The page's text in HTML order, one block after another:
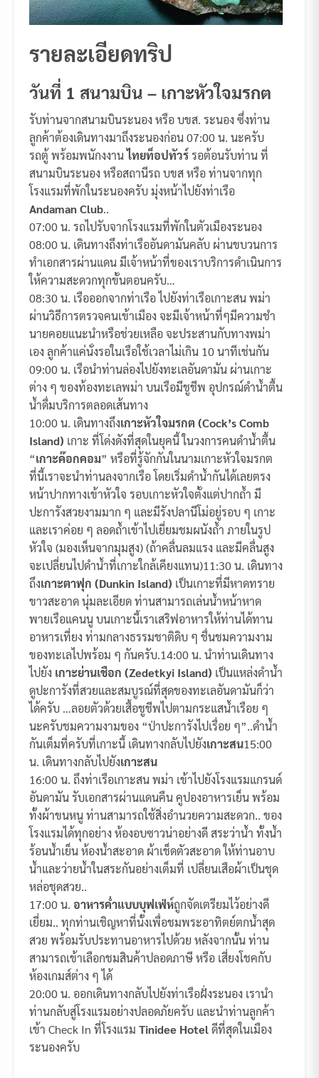
รายละเอียดทริป
วันที่ 1 สนามบิน – เกาะหัวใจมรกต
รับท่านจากสนามบินระนอง หรือ บขส. ระนอง ซึ่งท่าน
ลูกค้าต้องเดินทางมาถึงระนองก่อน 07:00 น. นะครับ
รถตู้ พร้อมพนักงงานไทยท็อปทัวร์รอต้อนรับท่าน ที่
สนามบินระนอง หรือสถานีรถ บขส หรือ ท่านจากทุก
โรงแรมที่พักในระนองครับ มุ่งหน้าไปยังท่าเรือ
Andaman Club..
07:00 น. รถไปรับจากโรงแรมที่พักในตัวเมืองระนอง
08:00 น. เดินทางถึงท่าเรืออันดามันคลับ ผ่านขบวนการ
ทำเอกสารผ่านแดน มีเจ้าหน้าที่ของเราบริการดำเนินการ
ให้ความสะดวกทุกขั้นตอนครับ…
08:30 น. เรือออกจากท่าเรือ ไปยังท่าเรือเกาะสน พม่า
ผ่านวิธีการตรวจคนเข้าเมือง จะมีเจ้าหน้าที่ๆมีความชำ
นายคอยแนะนำหรือช่วยเหลือ จะประสานกับทางพม่า
เอง ลูกค้าแค่นั่งรอในเรือใช้เวลาไม่เกิน 10 นาทีเช่นกัน
09:00 น. เรือนำท่านล่องไปยังทะเลอันดามัน ผ่านเกาะ
ต่าง ๆ ของท้องทะเลพม่า บนเรือมีชูชีพ อุปกรณ์ดำน้ำตื้น
น้ำดื่มบริการตลอดเส้นทาง
10:00 น. เดินทางถึงเกาะหัวใจมรกต (Cock’s Comb
Island) เกาะ ที่โด่งดังที่สุดในยุคนี้ ในวงการคนดำน้ำตื้น
“เกาะค๊อกคอม” หรือที่รู้จักกันในนามเกาะหัวใจมรกต
ที่นี้เราจะนำท่านลงจากเรือ โดยเริ่มดำน้ำกันได้เลยตรง
หน้าปากทางเข้าหัวใจ รอบเกาะหัวใจตั้งแต่ปากถ้ำ มี
ปะการังสวยงามมาก ๆ และมีรังปลานีโม่อยู่รอบ ๆ เกาะ
และเราค่อย ๆ ลอดถ้ำเข้าไปเยี่ยมชมผนังถ้ำ ภายในรูป
หัวใจ (มองเห็นจากมุมสูง) (ถ้าคลื่นลมแรง และมีคลื่นสูง
จะเปลี่ยนไปดำน้ำที่เกาะใกล้เคียงแทน)11:30 น. เดินทาง
ถึงเกาะตาฟุก (Dunkin Island) เป็นเกาะที่มีหาดทราย
ขาวสะอาด นุ่มละเอียด ท่านสามารถเล่นน้ำหน้าหาด
พายเรือแคนนู บนเกาะนี้เราเสริฟอาหารให้ท่านได้ทาน
อาหารเที่ยง ท่ามกลางธรรมชาติดิบ ๆ ชื่นชมความงาม
ของทะเลไปพร้อม ๆ กันครับ.14:00 น. นำท่านเดินทาง
ไปยัง เกาะย่านเชือก (Zedetkyi Island) เป็นแหล่งดำน้ำ
ดูปะการังที่สวยและสมบูรณ์ที่สุดของทะเลอันดามันก็ว่า
ได้ครับ …ลอยตัวด้วยเสื้อชูชีพไปตามกระแสน้ำเรือย ๆ
นะครับชมความงามของ “ป่าปะการังไปเรื่อย ๆ”..ดำน้ำ
กันเต็มที่ครับที่เกาะนี้ เดินทางกลับไปยังเกาะสน15:00
น. เดินทางกลับไปยังเกาะสน
16:00 น. ถึงท่าเรือเกาะสน พม่า เข้าไปยังโรงแรมแกรนด์
อันดามัน รับเอกสารผ่านแดนคืน คูปองอาหารเย็น พร้อม
ทั้งผ้าขนหนู ท่านสามารถใช้สิ่งอำนวยความสะดวก.. ของ
โรงแรมได้ทุกอย่าง ห้องอบซาวน่าอย่างดี สระว่าน้ำ ทั้งน้ำ
ร้อนน้ำเย็น ห้องน้ำสะอาด ผ้าเช็ดตัวสะอาด ให้ท่านอาบ
น้ำและว่ายน้ำในสระกันอย่างเต็มที่ เปลี่ยนเสือผ้าเป็นชุด
หล่อชุดสวย..
17:00 น. อาหารค่ำแบบบุฟเฟ่ห์ถูกจัดเตรียมไว้อย่างดี
เยี่ยม.. ทุกท่านเชิญหาที่นั้งเพื่อชมพระอาทิตย์ตกน้ำสุด
สวย พร้อมรับประทานอาหารไปด้วย หลังจากนั้น ท่าน
สามารถเข้าเลือกชมสินค้าปลอดภาษี หรือ เสี่ยงโชคกับ
ห้องเกมส์ต่าง ๆ ได้
20:00 น. ออกเดินทางกลับไปยังท่าเรือฝั่งระนอง เรานำ
ท่านกลับสู่โรงแรมอย่างปลอดภัยครับ และนำท่านลูกค้า
เข้า Check In ที่โรงแรม Tinidee Hotelดีที่สุดในเมือง
ระนองครับ